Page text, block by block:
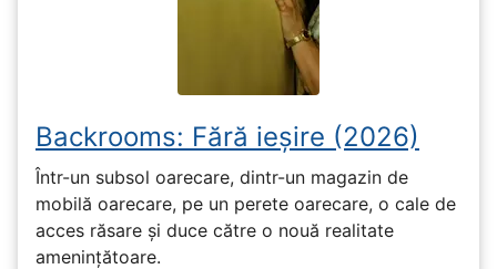
Backrooms: Fără ieșire (2026)
Într-un subsol oarecare, dintr-un magazin de
mobilă oarecare, pe un perete oarecare, o cale de
acces răsare și duce către o nouă realitate
amenințătoare.